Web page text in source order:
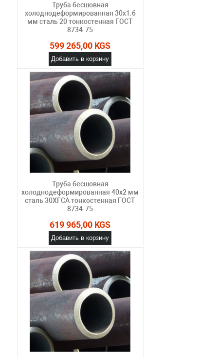
Труба бесшовная
холоднодеформированная 30х1.6
мм сталь 20 тонкостенная ГОСТ
8734-75
599 265,00 KGS
Добавить в корзину
Труба бесшовная
холоднодеформированная 40х2 мм
сталь 30ХГСА тонкостенная ГОСТ
8734-75
619 965,00 KGS
Добавить в корзину